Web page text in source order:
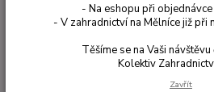
- Na eshopu při
- V zahradnictví na Mělníce již při
Těšíme se na Vaši
Kolektiv
Zavřít